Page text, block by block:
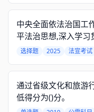
中央全面依法治国工
平法治思想,深入学习
律监督,合力开创法治
选择题 2025 法宣考试
通过省级文化和旅游
低得分为()分。